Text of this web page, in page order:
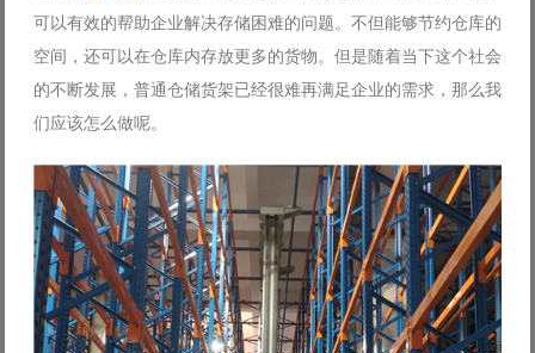
可以有效的帮助企业解决存储困难的问题。不但能够节约仓库的
空间，还可以在仓库内存放更多的货物。但是随着当下这个社会
的不断发展，普通仓储货架已经很难再满足企业的需求，那么我
们应该怎么做呢。
Log in with Facebook
Forgot your password?
Forgot your username?